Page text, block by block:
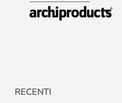
RECENTI